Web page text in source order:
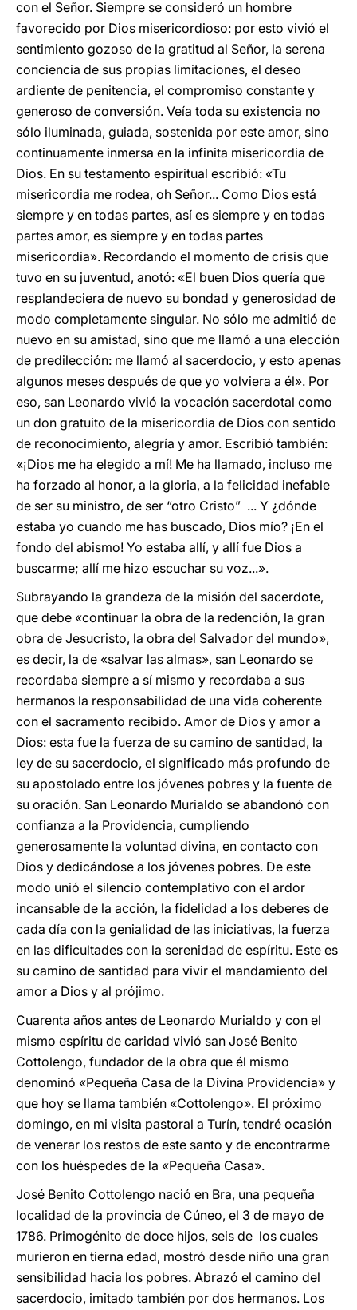
con el Señor. Siempre se consideró un hombre
favorecido por Dios misericordioso: por esto vivió el
sentimiento gozoso de la gratitud al Señor, la serena
conciencia de sus propias limitaciones, el deseo
ardiente de penitencia, el compromiso constante y
generoso de conversión. Veía toda su existencia no
sólo iluminada, guiada, sostenida por este amor, sino
continuamente inmersa en la infinita misericordia de
Dios. En su testamento espiritual escribió: «Tu
misericordia me rodea, oh Señor... Como Dios está
siempre y en todas partes, así es siempre y en todas
partes amor, es siempre y en todas partes
misericordia». Recordando el momento de crisis que
tuvo en su juventud, anotó: «El buen Dios quería que
resplandeciera de nuevo su bondad y generosidad de
modo completamente singular. No sólo me admitió de
nuevo en su amistad, sino que me llamó a una elección
de predilección: me llamó al sacerdocio, y esto apenas
algunos meses después de que yo volviera a él». Por
eso, san Leonardo vivió la vocación sacerdotal como
un don gratuito de la misericordia de Dios con sentido
de reconocimiento, alegría y amor. Escribió también:
«¡Dios me ha elegido a mí! Me ha llamado, incluso me
ha forzado al honor, a la gloria, a la felicidad inefable
de ser su ministro, de ser “otro Cristo” ... Y ¿dónde
estaba yo cuando me has buscado, Dios mío? ¡En el
fondo del abismo! Yo estaba allí, y allí fue Dios a
buscarme; allí me hizo escuchar su voz...».
Subrayando la grandeza de la misión del sacerdote,
que debe «continuar la obra de la redención, la gran
obra de Jesucristo, la obra del Salvador del mundo»,
es decir, la de «salvar las almas», san Leonardo se
recordaba siempre a sí mismo y recordaba a sus
hermanos la responsabilidad de una vida coherente
con el sacramento recibido. Amor de Dios y amor a
Dios: esta fue la fuerza de su camino de santidad, la
ley de su sacerdocio, el significado más profundo de
su apostolado entre los jóvenes pobres y la fuente de
su oración. San Leonardo Murialdo se abandonó con
confianza a la Providencia, cumpliendo
generosamente la voluntad divina, en contacto con
Dios y dedicándose a los jóvenes pobres. De este
modo unió el silencio contemplativo con el ardor
incansable de la acción, la fidelidad a los deberes de
cada día con la genialidad de las iniciativas, la fuerza
en las dificultades con la serenidad de espíritu. Este es
su camino de santidad para vivir el mandamiento del
amor a Dios y al prójimo.
Cuarenta años antes de Leonardo Murialdo y con el
mismo espíritu de caridad vivió san José Benito
Cottolengo, fundador de la obra que él mismo
denominó «Pequeña Casa de la Divina Providencia» y
que hoy se llama también «Cottolengo». El próximo
domingo, en mi visita pastoral a Turín, tendré ocasión
de venerar los restos de este santo y de encontrarme
con los huéspedes de la «Pequeña Casa».
José Benito Cottolengo nació en Bra, una pequeña
localidad de la provincia de Cúneo, el 3 de mayo de
1786. Primogénito de doce hijos, seis de los cuales
murieron en tierna edad, mostró desde niño una gran
sensibilidad hacia los pobres. Abrazó el camino del
sacerdocio, imitado también por dos hermanos. Los